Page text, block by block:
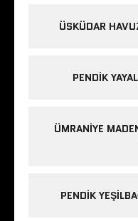
ÜSKÜDAR
PENDIK
ÜMRANIYE
PENDIK